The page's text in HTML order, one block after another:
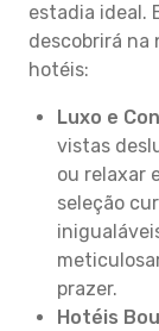
estadia ideal.
descobrirá na
hotéis:
Luxo e
vistas
ou relaxar
seleção
prazer.
Hotéis